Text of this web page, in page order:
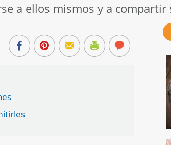
a ellos mismos y a compartir